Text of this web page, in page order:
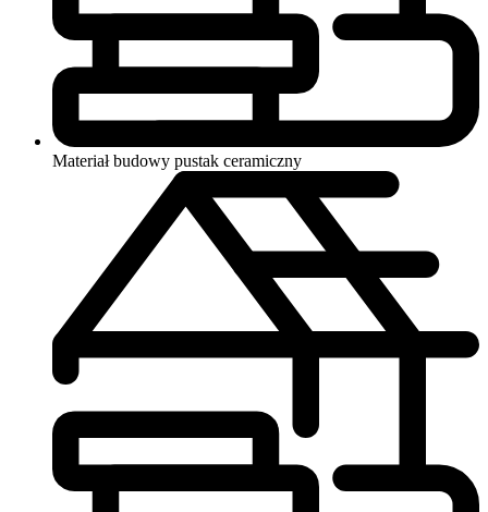
Materiał budowy pustak ceramiczny